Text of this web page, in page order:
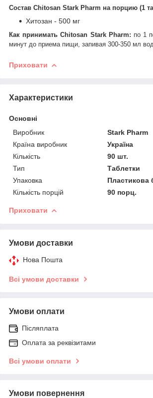
Состав Chitosan Stark Pharm на порцию (1
Хитозан - 500 мг
Как приниматьChitosan Stark Pharm: по 1
минут до приема пищи, запивая 300-350 мл
Приховати
Характеристики
Основні
Виробник
Stark Pharm
Країна виробник
Україна
Кількість
90 шт.
Тип
Таблетки
Упаковка
Пластикова
Кількість порцій
90 порц.
Приховати
Умови доставки
Нова Пошта
Всі умови доставки
Умови оплати
Післяплата
Оплата за реквізитами
Всі умови оплати
Умови повернення